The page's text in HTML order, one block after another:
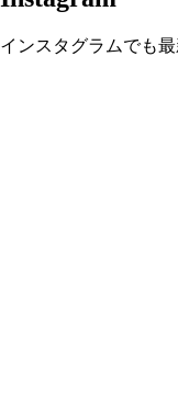
インスタグラムでも